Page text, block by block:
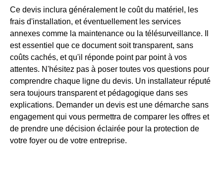
Ce devis inclura généralement le coût du matériel, les
frais d'installation, et éventuellement les services
annexes comme la maintenance ou la télésurveillance. Il
est essentiel que ce document soit transparent, sans
coûts cachés, et qu'il réponde point par point à vos
attentes. N'hésitez pas à poser toutes vos questions pour
comprendre chaque ligne du devis. Un installateur réputé
sera toujours transparent et pédagogique dans ses
explications. Demander un devis est une démarche sans
engagement qui vous permettra de comparer les offres et
de prendre une décision éclairée pour la protection de
votre foyer ou de votre entreprise.